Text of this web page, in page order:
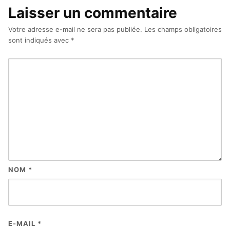
Laisser un commentaire
Votre adresse e-mail ne sera pas publiée. Les champs obligatoires
sont indiqués avec *
NOM *
E-MAIL *